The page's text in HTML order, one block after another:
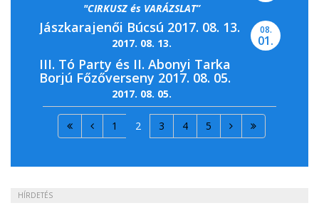
"CIRKUSZ és VARÁZSLAT”
Jászkarajenői Búcsú 2017. 08. 13.
2017. 08. 13.
08.
01.
III. Tó Party és II. Abonyi Tarka
Borjú Főzőverseny 2017. 08. 05.
2017. 08. 05.
1 2 3 4 5
HÍRDETÉS